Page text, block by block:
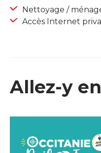
Nettoyage /
Accès Internet
Allez-y